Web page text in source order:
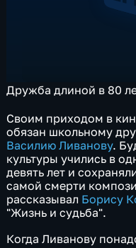
Дружба длиной в 80
Своим приходом в
обязан школьному
Василию Ливанову.
культуры учились в
девять лет и
самой смерти
рассказывал Борису
"Жизнь и судьба".
Когда Ливанову